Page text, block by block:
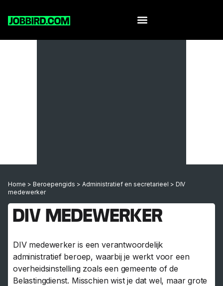
Home > Beroepengids > Administratief en secretarieel > DIV
medewerker
DIV MEDEWERKER
DIV medewerker is een verantwoordelijk
administratief beroep, waarbij je werkt voor een
overheidsinstelling zoals een gemeente of de
Belastingdienst. Misschien wist je dat wel, maar grote